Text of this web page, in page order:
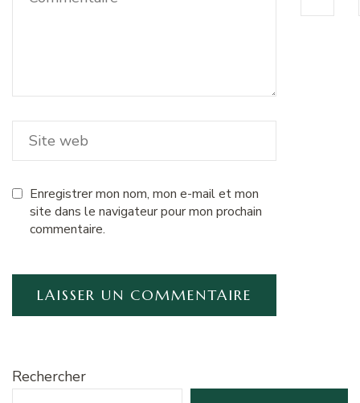
Enregistrer mon nom, mon e-mail et mon
site dans le navigateur pour mon prochain
commentaire.
Rechercher